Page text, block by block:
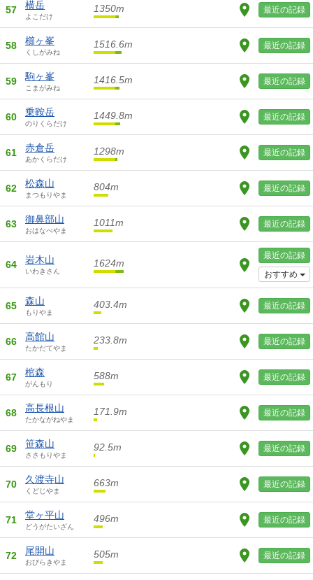
57 横岳
よこだけ
1350m 最近の記録
58 櫛ヶ峯
くしがみね
1516.6m 最近の記録
59 駒ヶ峯
こまがみね
1416.5m 最近の記録
60 乗鞍岳
のりくらだけ
1449.8m 最近の記録
61 赤倉岳
あかくらだけ
1298m 最近の記録
62 松森山
まつもりやま
804m 最近の記録
63 御鼻部山
おはなべやま
1011m 最近の記録
64 岩木山
いわきさん
1624m
最近の記録
おすすめ
65 森山
もりやま
403.4m 最近の記録
66 高館山
たかだてやま
233.8m 最近の記録
67 棺森
がんもり
588m 最近の記録
68 高長根山
たかながねやま
171.9m 最近の記録
69 笹森山
ささもりやま
92.5m 最近の記録
70 久渡寺山
くどじやま
663m 最近の記録
71 堂ヶ平山
どうがたいざん
496m 最近の記録
72 尾開山
おびらきやま
505m 最近の記録